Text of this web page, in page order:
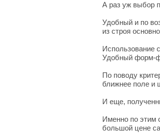
А раз уж выбор
Удобный и по
из строя
Использование
Удобный форм-
По поводу
ближнее поле и
И еще,
Именно по этим
большой цене